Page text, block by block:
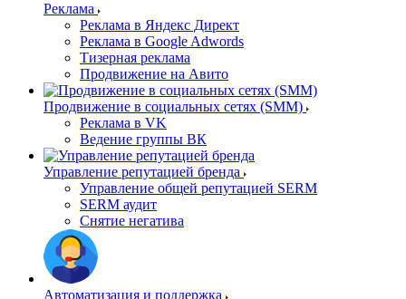
Реклама
Реклама в Яндекс Директ
Реклама в Google Adwords
Тизерная реклама
Продвижение на Авито
Продвижение в социальных сетях (SMM)
Реклама в VK
Ведение группы ВК
Управление репутацией бренда
Управление общей репутацией SERM
SERM аудит
Снятие негатива
Автоматизация и поддержка